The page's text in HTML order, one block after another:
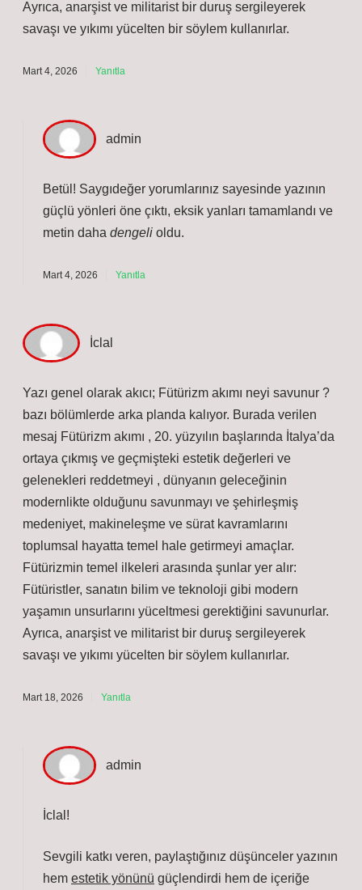
Ayrıca, anarşist ve militarist bir duruş sergileyerek
savaşı ve yıkımı yücelten bir söylem kullanırlar.
Mart 4, 2026 Yanıtla
Betül! Saygıdeğer yorumlarınız sayesinde yazının
güçlü yönleri öne çıktı, eksik yanları tamamlandı ve
metin daha dengeli oldu.
Mart 4, 2026 Yanıtla
Yazı genel olarak akıcı; Fütürizm akımı neyi savunur ?
bazı bölümlerde arka planda kalıyor. Burada verilen
mesaj Fütürizm akımı , 20. yüzyılın başlarında İtalya’da
ortaya çıkmış ve geçmişteki estetik değerleri ve
gelenekleri reddetmeyi , dünyanın geleceğinin
modernlikte olduğunu savunmayı ve şehirleşmiş
medeniyet, makineleşme ve sürat kavramlarını
toplumsal hayatta temel hale getirmeyi amaçlar.
Fütürizmin temel ilkeleri arasında şunlar yer alır:
Fütüristler, sanatın bilim ve teknoloji gibi modern
yaşamın unsurlarını yüceltmesi gerektiğini savunurlar.
Ayrıca, anarşist ve militarist bir duruş sergileyerek
savaşı ve yıkımı yücelten bir söylem kullanırlar.
Mart 18, 2026 Yanıtla
İclal!
Sevgili katkı veren, paylaştığınız düşünceler yazının
hem estetik yönünü güçlendirdi hem de içeriğe